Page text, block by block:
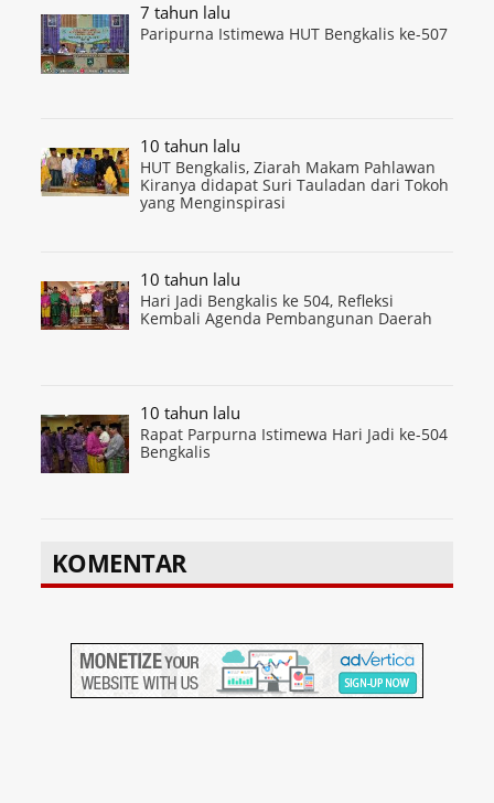
7 tahun lalu
Paripurna Istimewa HUT Bengkalis ke-507
10 tahun lalu
HUT Bengkalis, Ziarah Makam Pahlawan
Kiranya didapat Suri Tauladan dari Tokoh
yang Menginspirasi
10 tahun lalu
Hari Jadi Bengkalis ke 504, Refleksi
Kembali Agenda Pembangunan Daerah
10 tahun lalu
Rapat Parpurna Istimewa Hari Jadi ke-504
Bengkalis
KOMENTAR